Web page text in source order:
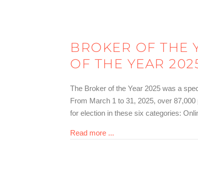
BROKER OF THE
OF THE YEAR
The Broker of the Year 2025 was a
From March 1 to 31, 2025, over
for election in these six categories:
Read more ...